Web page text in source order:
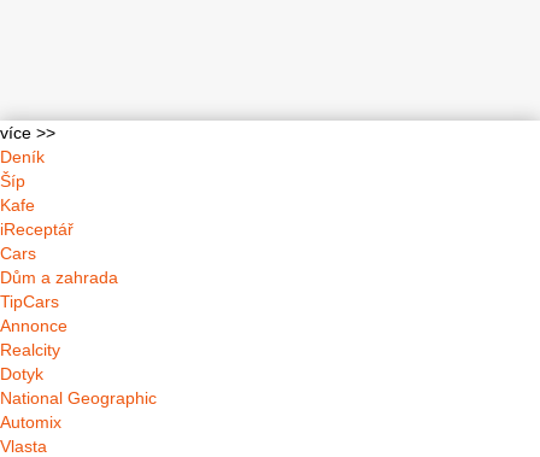
více >>
Deník
Šíp
Kafe
iReceptář
Cars
Dům a zahrada
TipCars
Annonce
Realcity
Dotyk
National Geographic
Automix
Vlasta